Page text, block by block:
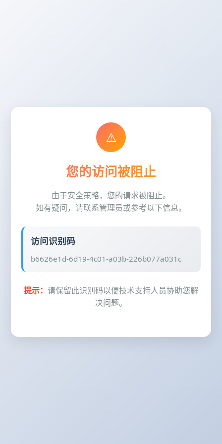
⚠️
您的访问被阻止
由于安全策略，您的请求被阻止。
如有疑问，请联系管理员或参考以下信息。
访问识别码
b6626e1d-6d19-4c01-a03b-226b077a031c
提示： 请保留此识别码以便技术支持人员协助您解
决问题。